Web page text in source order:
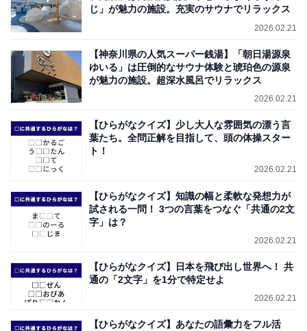
じ」が魅力の施設。充実のサウナでリラックス
2026.02.21
【神奈川県の人気スーパー銭湯】「朝日湯源泉
ゆいる」は圧倒的なサウナ体験と琥珀色の源泉
が魅力の施設。超深水風呂でリラックス
2026.02.21
【ひらがなクイズ】少し大人な雰囲気の漂う言
葉たち。全問正解を目指して、頭の体操スター
ト！
2026.02.21
【ひらがなクイズ】知識の幅と柔軟な発想力が
試される一問！ 3つの言葉をつなぐ「共通の2文
字」は？
2026.02.21
【ひらがなクイズ】日本を飛び出し世界へ！ 共
通の「2文字」を1分で特定せよ
2026.02.21
【ひらがなクイズ】あなたの語彙力をフル活